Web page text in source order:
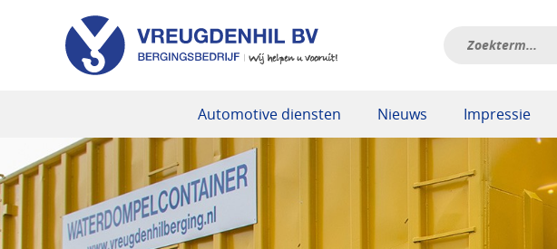
Automotive diensten Nieuws Impressie